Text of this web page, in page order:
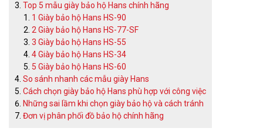
Top 5 mẫu giày bảo hộ Hans chính hãng
1 Giày bảo hộ Hans HS-90
2 Giày bảo hộ Hans HS-77-SF
3 Giày bảo hộ Hans HS-55
4 Giày bảo hộ Hans HS-34
5 Giày bảo hộ Hans HS-60
So sánh nhanh các mẫu giày Hans
Cách chọn giày bảo hộ Hans phù hợp với công việc
Những sai lầm khi chọn giày bảo hộ và cách tránh
Đơn vị phân phối đồ bảo hộ chính hãng